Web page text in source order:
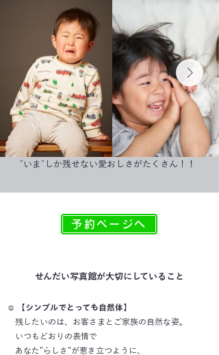
​”いま”しか残せない愛おしさがたくさん！！
予約ページへ
せんだい写真館が大切にしていること
☺️ 【シンプルでとっても自然体】
残したいのは、お客さまとご家族の自然な姿。
いつもどおりの表情で
あなた"らしさ"が惹き立つように、